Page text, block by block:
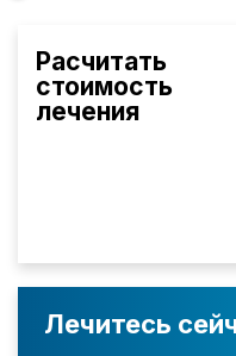
Расчитать
стоимость
лечения
Лечитесь